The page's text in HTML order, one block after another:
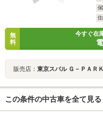
保
住
無
料
今すぐ在
販売店： 東京スバル Ｇ－ＰＡＲ
この条件の中古車を全て見る